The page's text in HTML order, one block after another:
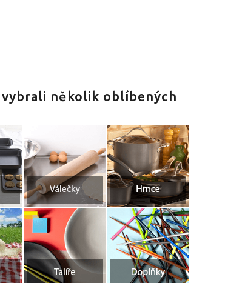
vybrali několik oblíbených